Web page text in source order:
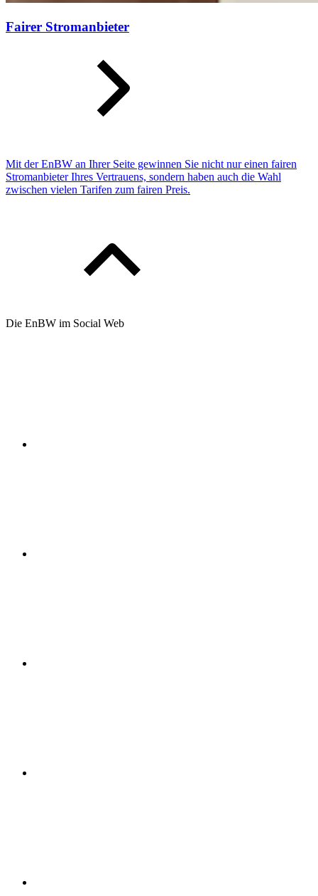
Fairer Stromanbieter
Mit der EnBW an Ihrer Seite gewinnen Sie nicht nur einen fairen
Stromanbieter Ihres Vertrauens, sondern haben auch die Wahl
zwischen vielen Tarifen zum fairen Preis.
Die EnBW im Social Web